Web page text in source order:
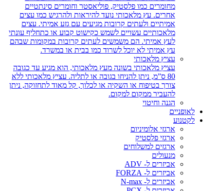
מחומרים כמו פלסטיק, פוליאסטר וחומרים סינתטיים
אחרים. עץ מלאכותי נועד להיראות ולהרגיש כמו עצים
אמיתיים ולעתים קרובות מגיעים עם גזע אמיתי. עצים
מלאכותיים עשויים לשמש כקישוט קבוע או כתחליף עונתי
לעץ אמיתי. הם משמשים לעתים קרובות במקומות שבהם
עץ אמיתי לא יוכל לשרוד כמו בבית או במשרד.
עציץ מלאכותי
עציץ מלאכותי בשונה מעץ מלאכותי, הוא מגיע עד כגובה
80 ס”מ, ניתן להניחו בגובה או לתליה. עציץ מלאכותי ללא
צורך בטיפוח או השקיה או לכלוך, קל מאוד לתחזוקה, ניתן
להעביר ממקום למקום.
הגנה וחיטוי
לאופניים
לקטנוע
ארגזי אלומיניום
ארגזי פלסטיק
ארגזים למשלוחים
מנעולים
אביזרים ל- ADV
אביזרים ל- FORZA
אביזרים ל- N-max